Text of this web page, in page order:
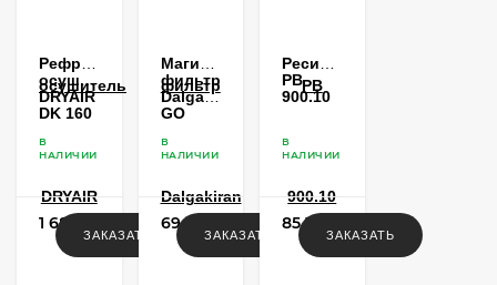
Рефрижераторный
осушитель
DRYAIR
DK 160
В
НАЛИЧИИ
1 682 260
ЗАКАЗАТЬ
Магистральный
фильтр
Dalgakiran
GO
В
НАЛИЧИИ
69 900
ЗАКАЗАТЬ
Ресивер
РВ
900.10
В
НАЛИЧИИ
85 744
ЗАКАЗАТЬ